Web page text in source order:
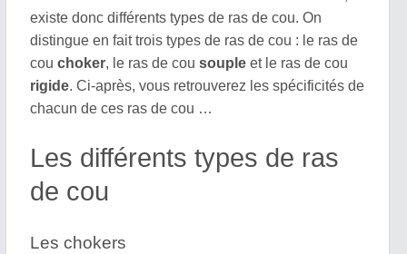
existe donc différents types de ras de cou. On
distingue en fait trois types de ras de cou : le ras de
couchoker, le ras de cousouple et le ras de cou
rigide. Ci-après, vous retrouverez les spécificités de
chacun de ces ras de cou …
Les différents types de ras
de cou
Les chokers